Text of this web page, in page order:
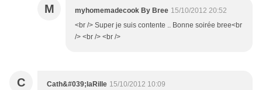
M myhomemadecook By Bree 15/10/2012 20:52
<br /> Super je suis contente .. Bonne soirée bree<br
/> <br /> <br />
C Cath&#039;laRille 15/10/2012 10:09